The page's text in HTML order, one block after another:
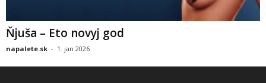
Ňjuša – Eto novyj god
napalete.sk - 1. jan 2026